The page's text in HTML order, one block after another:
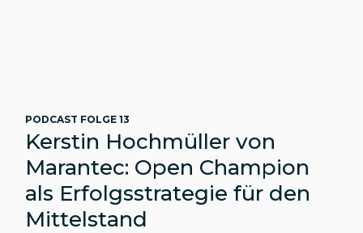
PODCAST FOLGE 13
Kerstin Hochmüller von
Marantec: Open Champion
als Erfolgsstrategie für den
Mittelstand